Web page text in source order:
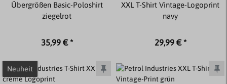
Übergrößen Basic-Poloshirt
ziegelrot
35,99 € *
XXL T-Shirt Vintage-Logoprint
navy
29,99 € *
Neuheit